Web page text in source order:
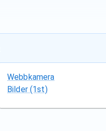
Webbkamera
Bilder(1st)